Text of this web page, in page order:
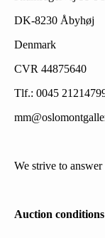
DK-8230 Åbyhøj
Denmark
CVR 44875640
Tlf.: 0045
We strive to
Auction conditions